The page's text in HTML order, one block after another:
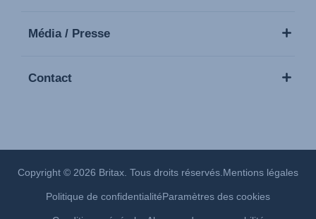
Média / Presse
Contact
Copyright © 2026 Britax. Tous droits réservés. Mentions légales
Politique de confidentialitéParamètres des cookies